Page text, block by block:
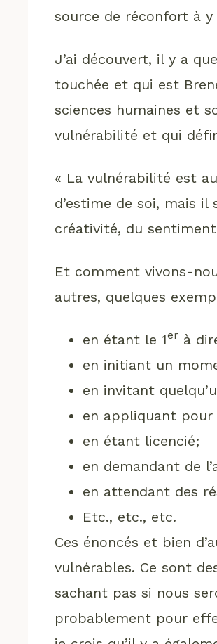
source de réconfort à y
J’ai découvert, il y a
touchée et qui est
sciences humaines et
vulnérabilité et qui
« La vulnérabilité est
d’estime de soi, mais
créativité, du sentiment
Et comment vivons-
autres, quelques
en étant le 1er à
en initiant un
en invitant
en appliquant
en étant licencié;
en demandant de
en attendant des
Etc., etc., etc.
Ces énoncés et bien
vulnérables. Ce sont
sachant pas si nous
probablement pour